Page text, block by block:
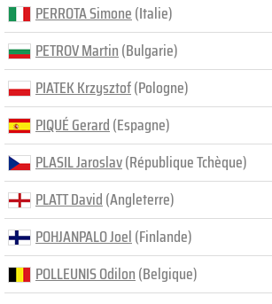
PERROTA Simone(Italie)
PETROV Martin(Bulgarie)
PIATEK Krzysztof(Pologne)
PIQUÉ Gerard(Espagne)
PLASIL Jaroslav(République Tchèque)
PLATT David(Angleterre)
POHJANPALO Joel(Finlande)
POLLEUNIS Odilon(Belgique)